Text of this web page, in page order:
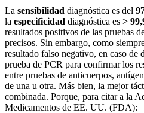
La sensibilidad diagnóstica es del
la especificidad diagnóstica es >
resultados positivos de las pruebas
precisos. Sin embargo, como
resultado falso negativo, en caso de
prueba de PCR para confirmar los
entre pruebas de anticuerpos,
de una u otra. Más bien, la mejor
combinada. Porque, para citar a la
Medicamentos de EE. UU. (FDA):